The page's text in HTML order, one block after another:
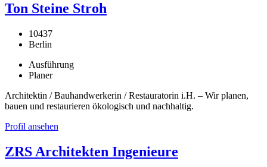
Ton Steine Stroh
10437
Berlin
Ausführung
Planer
Architektin / Bauhandwerkerin / Restauratorin i.H. – Wir planen,
bauen und restaurieren ökologisch und nachhaltig.
Profil ansehen
ZRS Architekten Ingenieure